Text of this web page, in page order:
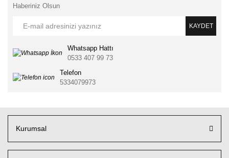
Haberiniz Olsun
KAYDET
Whatsapp Hattı
0533 407 99 73
Telefon
5334079973
Kurumsal